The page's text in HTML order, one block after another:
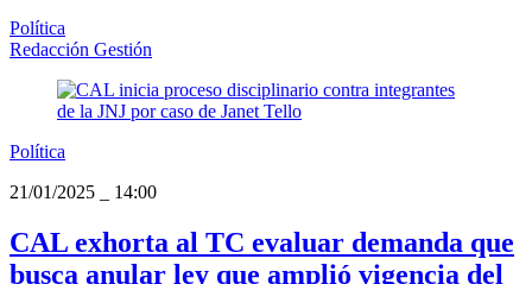
Política
Redacción Gestión
Política
21/01/2025
14:00
CAL exhorta al TC evaluar demanda que
busca anular ley que amplió vigencia del